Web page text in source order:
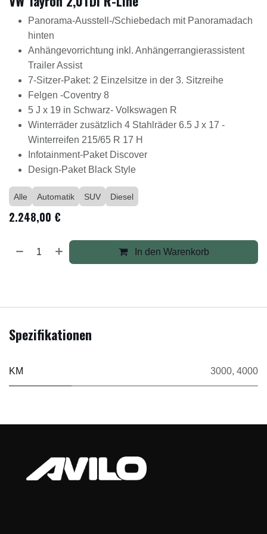
Panorama-Ausstell-/Schiebedach mit Panoramadach
hinten
Anhängevorrichtung inkl. Anhängerrangierassistent
Trailer Assist
7-Sitzer-Paket: 2 Einzelsitze in der 3. Sitzreihe
Felgen -Coventry 8
5 J x 19 in Schwarz- Volkswagen R
Winterräder zusätzlich 4 Stahlräder 6.5 J x 17 -
Winterreifen 215/65 R 17 H
Infotainment-Paket Discover
Design-Paket Black Style
Alle Automatik SUV Diesel
2.248,00 €
In den Warenkorb
Spezifikationen
KM 3000, 4000